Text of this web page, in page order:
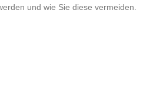
und wie Sie diese vermeiden.